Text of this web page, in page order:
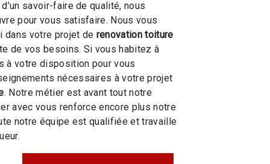
savoir-faire de qualité, nous
pour vous satisfaire. Nous vous
dans votre projet de renovation toiture
de vos besoins. Si vous habitez à
à votre disposition pour vous
nécessaires à votre projet
. Notre métier est avant tout notre
avec vous renforce encore plus notre
notre équipe est qualifiée et travaille